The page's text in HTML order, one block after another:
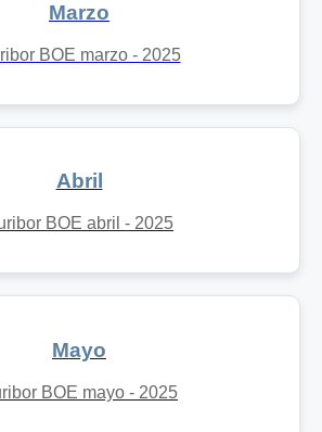
Marzo
BOE marzo - 2025
Abril
BOE abril - 2025
Mayo
BOE mayo - 2025